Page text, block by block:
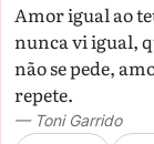
Amor igual ao
nunca vi igual,
não se pede,
repete.
— Toni Garrido